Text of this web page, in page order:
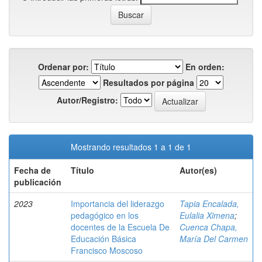
Ordenar por:
En orden:
Resultados por página
Autor/Registro:
Mostrando resultados 1 a 1 de 1
Fecha de
publicación
Título Autor(es)
2023
Importancia del liderazgo
pedagógico en los
docentes de la Escuela De
Educación Básica
Francisco Moscoso
Tapia Encalada,
Eulalia Ximena;
Cuenca Chapa,
María Del Carmen